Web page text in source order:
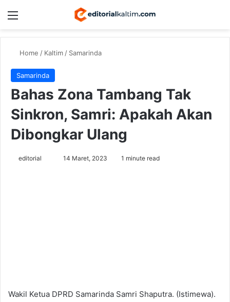
Menu
Home / Kaltim/ Samarinda
Samarinda
Bahas Zona Tambang Tak
Sinkron, Samri: Apakah Akan
Dibongkar Ulang
editorial
Send14 Maret, 2023 1 minute read
Wakil Ketua DPRD Samarinda Samri Shaputra. (Istimewa).